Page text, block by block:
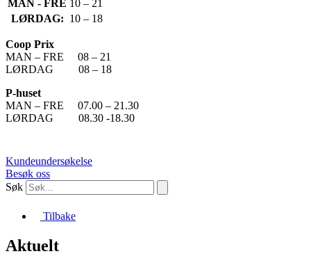
MAN - FRE 10 – 21
LØRDAG: 10 – 18
Coop Prix
MAN – FRE 08 – 21
LØRDAG 08 – 18
P-huset
MAN – FRE 07.00 – 21.30
LØRDAG 08.30 -18.30
Kundeundersøkelse
Besøk oss
Søk
Tilbake
Aktuelt